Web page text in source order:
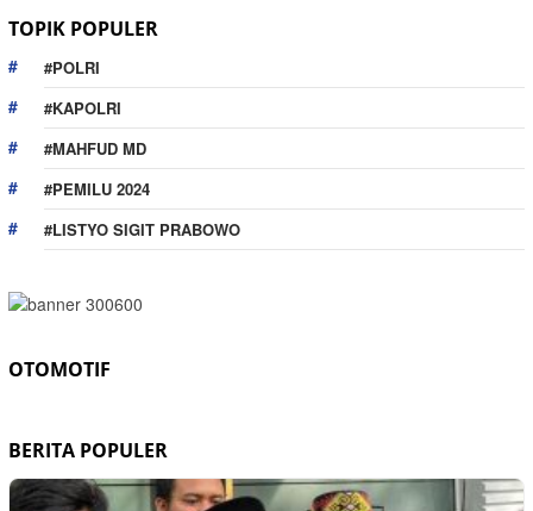
TOPIK POPULER
#POLRI
#KAPOLRI
#MAHFUD MD
#PEMILU 2024
#LISTYO SIGIT PRABOWO
OTOMOTIF
BERITA POPULER